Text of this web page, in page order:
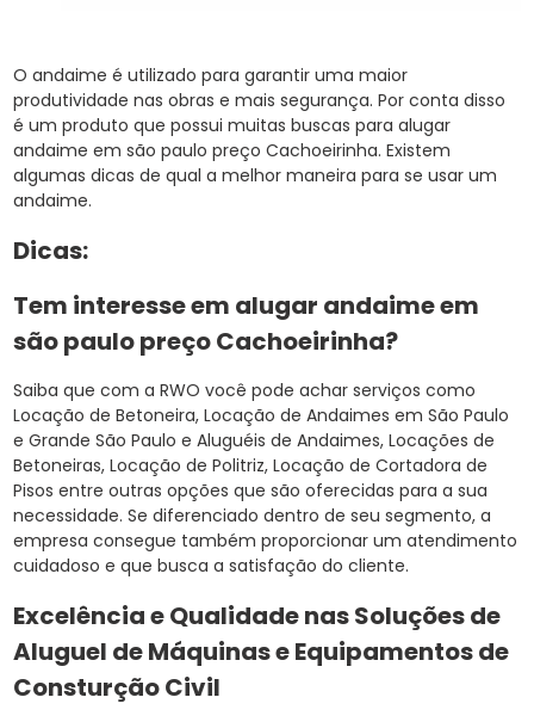
O andaime é utilizado para garantir uma maior
produtividade nas obras e mais segurança. Por conta disso
é um produto que possui muitas buscas para alugar
andaime em são paulo preço Cachoeirinha. Existem
algumas dicas de qual a melhor maneira para se usar um
andaime.
Dicas:
Tem interesse em alugar andaime em
são paulo preço Cachoeirinha?
Saiba que com a RWO você pode achar serviços como
Locação de Betoneira, Locação de Andaimes em São Paulo
e Grande São Paulo e Aluguéis de Andaimes, Locações de
Betoneiras, Locação de Politriz, Locação de Cortadora de
Pisos entre outras opções que são oferecidas para a sua
necessidade. Se diferenciado dentro de seu segmento, a
empresa consegue também proporcionar um atendimento
cuidadoso e que busca a satisfação do cliente.
Excelência e Qualidade nas Soluções de
Aluguel de Máquinas e Equipamentos de
Consturção Civil